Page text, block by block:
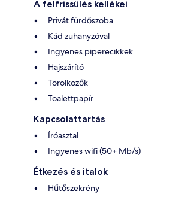
A felfrissülés kellékei
Privát fürdőszoba
Kád zuhanyzóval
Ingyenes piperecikkek
Hajszárító
Törölközők
Toalettpapír
Kapcsolattartás
Íróasztal
Ingyenes wifi (50+ Mb/s)
Étkezés és italok
Hűtőszekrény